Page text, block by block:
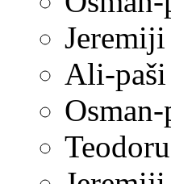
Ali-